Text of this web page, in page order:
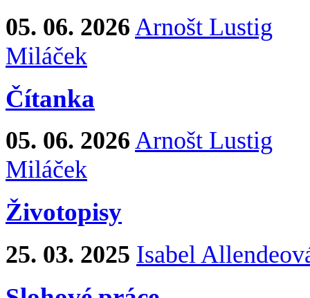
05. 06. 2026 Arnošt Lustig
Miláček
Čítanka
05. 06. 2026 Arnošt Lustig
Miláček
Životopisy
25. 03. 2025 Isabel